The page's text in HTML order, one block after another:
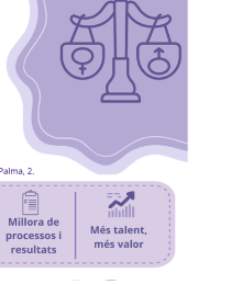
Selecció Amb
Gènere"